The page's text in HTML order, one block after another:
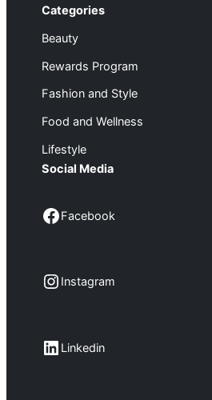
Categories
Beauty
Rewards Program
Fashion and Style
Food and Wellness
Lifestyle
Social Media
Facebook Facebook
Instagram Instagram
LinkedIn Linkedin